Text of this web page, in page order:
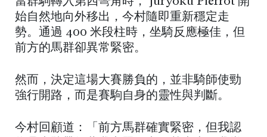
始自然地向外移出，今村隨即重新穩定走
勢。通過 400 米段柱時，坐騎反應極佳，但
前方的馬群卻異常緊密。
然而，決定這場大賽勝負的，並非騎師使勁
強行開路，而是賽駒自身的靈性與判斷。
今村回顧道：「前方馬群確實緊密，但我認